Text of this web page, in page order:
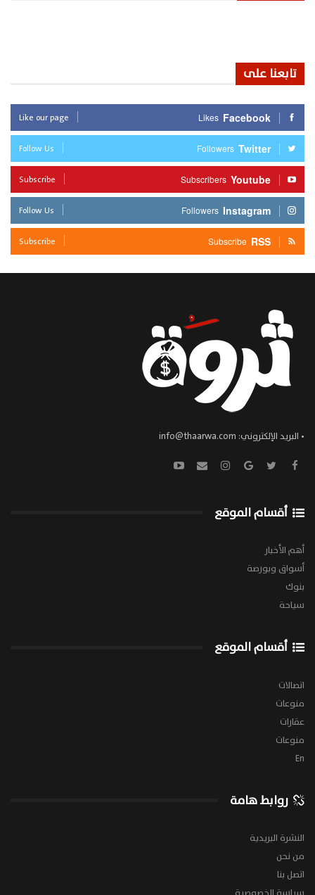
تابعنا على
Facebook
Likes
Like our page
Twitter
Followers
Follow Us
Youtube
Subscribers
Subscribe
Instagram
Followers
Follow Us
RSS
Subscribe
Subscribe
• البريد الإلكتروني: info@thaarwa.com
أقسام الموقع
أهم الأخبار
أسواق وبورصة
بنوك
سياحة
أقسام الموقع
اتصالات
منوعات
عقارات
منوعات
En
روابط هامة
النشرة البريدية
من نحن
اتصل بنا